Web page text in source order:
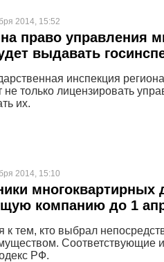
2014, 15:52
право управления
выдавать
инспекция
не только лицензировать
их.
2014, 15:10
компанию до 1
к тем, кто выбрал
Соответствующие
РФ.